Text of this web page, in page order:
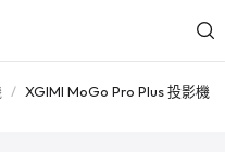
/ XGIMI MoGo Pro Plus 投影機